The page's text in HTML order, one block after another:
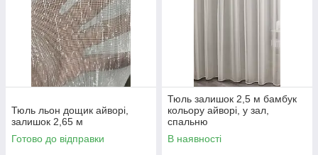
Тюль льон дощик айворі,
залишок 2,65 м
Готово до відправки
Тюль залишок 2,5 м бамбук
кольору айворі, у зал,
спальню
В наявності